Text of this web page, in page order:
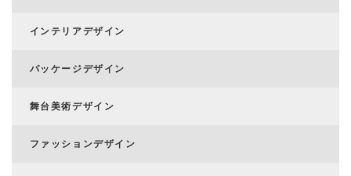
インテリアデザイン
パッケージデザイン
舞台美術デザイン
ファッションデザイン